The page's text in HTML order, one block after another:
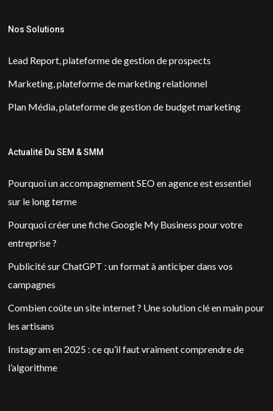
Nos Solutions
Lead Report, plateforme de gestion de prospects
Marketing, plateforme de marketing relationnel
Plan Média, plateforme de gestion de budget marketing
Actualité Du SEM & SMM
Pourquoi un accompagnement SEO en agence est essentiel
sur le long terme
Pourquoi créer une fiche Google My Business pour votre
entreprise ?
Publicité sur ChatGPT : un format à anticiper dans vos
campagnes
Combien coûte un site internet ? Une solution clé en main pour
les artisans
Instagram en 2025 : ce qu’il faut vraiment comprendre de
l’algorithme